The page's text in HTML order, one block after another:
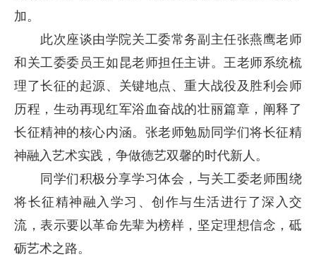
加。
此次座谈由学院关工委常务副主任张燕鹰老师
和关工委委员王如昆老师担任主讲。王老师系统梳
理了长征的起源、关键地点、重大战役及胜利会师
历程，生动再现红军浴血奋战的壮丽篇章，阐释了
长征精神的核心内涵。张老师勉励同学们将长征精
神融入艺术实践，争做德艺双馨的时代新人。
同学们积极分享学习体会，与关工委老师围绕
将长征精神融入学习、创作与生活进行了深入交
流，表示要以革命先辈为榜样，坚定理想信念，砥
砺艺术之路。